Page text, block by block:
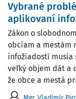
Vybrané
aplikovaní
Zákon o
obciam a mestám
infožiadostí musia
veľký objem dát a
že obce a mestá